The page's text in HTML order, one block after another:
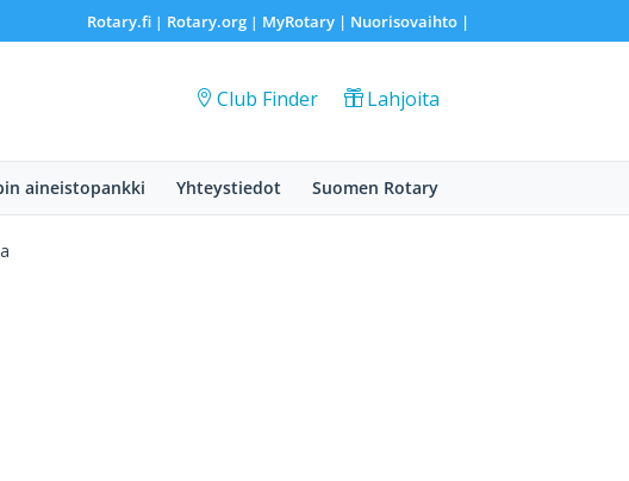
Rotary.fi| Rotary.org| MyRotary | Nuorisovaihto|
Club Finder Lahjoita
aineistopankki Yhteystiedot Suomen Rotary